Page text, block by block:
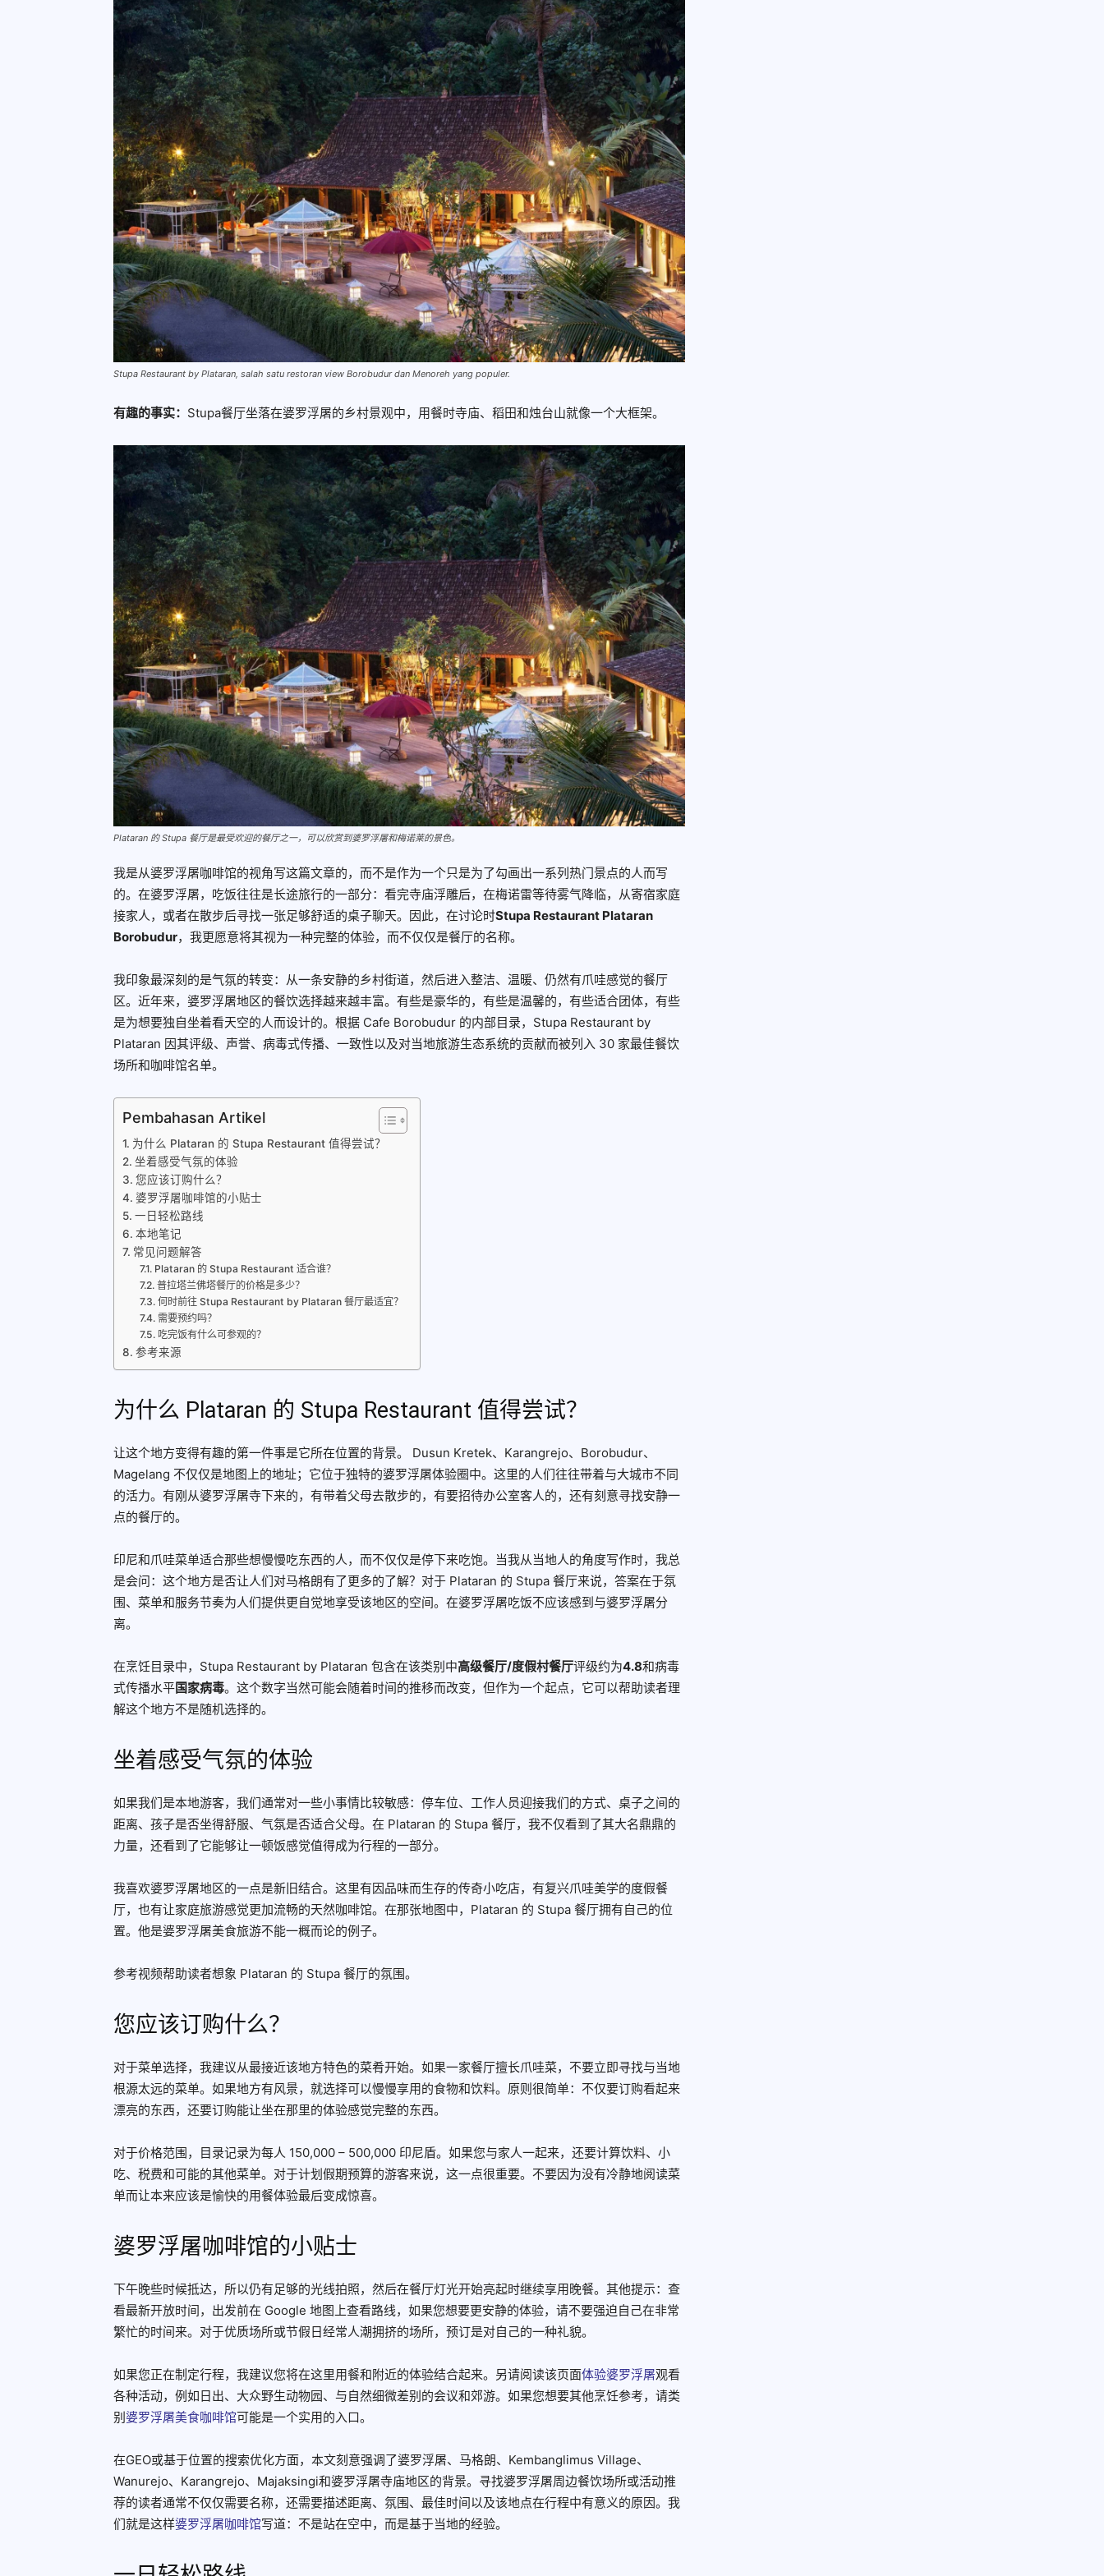
Stupa Restaurant by Plataran, salah satu restoran view Borobudur dan Menoreh yang populer.
有趣的事实： Stupa餐厅坐落在婆罗浮屠的乡村景观中，用餐时寺庙、稻田和烛台山就像一个大框架。
Plataran 的 Stupa 餐厅是最受欢迎的餐厅之一，可以欣赏到婆罗浮屠和梅诺莱的景色。
我是从婆罗浮屠咖啡馆的视角写这篇文章的，而不是作为一个只是为了勾画出一系列热门景点的人而写
的。在婆罗浮屠，吃饭往往是长途旅行的一部分：看完寺庙浮雕后，在梅诺雷等待雾气降临，从寄宿家庭
接家人，或者在散步后寻找一张足够舒适的桌子聊天。因此，在讨论时Stupa Restaurant Plataran
Borobudur，我更愿意将其视为一种完整的体验，而不仅仅是餐厅的名称。
我印象最深刻的是气氛的转变：从一条安静的乡村街道，然后进入整洁、温暖、仍然有爪哇感觉的餐厅
区。近年来，婆罗浮屠地区的餐饮选择越来越丰富。有些是豪华的，有些是温馨的，有些适合团体，有些
是为想要独自坐着看天空的人而设计的。根据 Cafe Borobudur 的内部目录，Stupa Restaurant by
Plataran 因其评级、声誉、病毒式传播、一致性以及对当地旅游生态系统的贡献而被列入 30 家最佳餐饮
场所和咖啡馆名单。
Pembahasan Artikel
为什么 Plataran 的 Stupa Restaurant 值得尝试？
坐着感受气氛的体验
您应该订购什么？
婆罗浮屠咖啡馆的小贴士
一日轻松路线
本地笔记
常见问题解答
Plataran 的 Stupa Restaurant 适合谁？
普拉塔兰佛塔餐厅的价格是多少？
何时前往 Stupa Restaurant by Plataran 餐厅最适宜？
需要预约吗？
吃完饭有什么可参观的？
参考来源
为什么 Plataran 的 Stupa Restaurant 值得尝试？
让这个地方变得有趣的第一件事是它所在位置的背景。 Dusun Kretek、Karangrejo、Borobudur、
Magelang 不仅仅是地图上的地址；它位于独特的婆罗浮屠体验圈中。这里的人们往往带着与大城市不同
的活力。有刚从婆罗浮屠寺下来的，有带着父母去散步的，有要招待办公室客人的，还有刻意寻找安静一
点的餐厅的。
印尼和爪哇菜单适合那些想慢慢吃东西的人，而不仅仅是停下来吃饱。当我从当地人的角度写作时，我总
是会问：这个地方是否让人们对马格朗有了更多的了解？对于 Plataran 的 Stupa 餐厅来说，答案在于氛
围、菜单和服务节奏为人们提供更自觉地享受该地区的空间。在婆罗浮屠吃饭不应该感到与婆罗浮屠分
离。
在烹饪目录中，Stupa Restaurant by Plataran 包含在该类别中高级餐厅/度假村餐厅评级约为4.8和病毒
式传播水平国家病毒。这个数字当然可能会随着时间的推移而改变，但作为一个起点，它可以帮助读者理
解这个地方不是随机选择的。
坐着感受气氛的体验
如果我们是本地游客，我们通常对一些小事情比较敏感：停车位、工作人员迎接我们的方式、桌子之间的
距离、孩子是否坐得舒服、气氛是否适合父母。在 Plataran 的 Stupa 餐厅，我不仅看到了其大名鼎鼎的
力量，还看到了它能够让一顿饭感觉值得成为行程的一部分。
我喜欢婆罗浮屠地区的一点是新旧结合。这里有因品味而生存的传奇小吃店，有复兴爪哇美学的度假餐
厅，也有让家庭旅游感觉更加流畅的天然咖啡馆。在那张地图中，Plataran 的 Stupa 餐厅拥有自己的位
置。他是婆罗浮屠美食旅游不能一概而论的例子。
参考视频帮助读者想象 Plataran 的 Stupa 餐厅的氛围。
您应该订购什么？
对于菜单选择，我建议从最接近该地方特色的菜肴开始。如果一家餐厅擅长爪哇菜，不要立即寻找与当地
根源太远的菜单。如果地方有风景，就选择可以慢慢享用的食物和饮料。原则很简单：不仅要订购看起来
漂亮的东西，还要订购能让坐在那里的体验感觉完整的东西。
对于价格范围，目录记录为每人 150,000 – 500,000 印尼盾。如果您与家人一起来，还要计算饮料、小
吃、税费和可能的其他菜单。对于计划假期预算的游客来说，这一点很重要。不要因为没有冷静地阅读菜
单而让本来应该是愉快的用餐体验最后变成惊喜。
婆罗浮屠咖啡馆的小贴士
下午晚些时候抵达，所以仍有足够的光线拍照，然后在餐厅灯光开始亮起时继续享用晚餐。其他提示：查
看最新开放时间，出发前在 Google 地图上查看路线，如果您想要更安静的体验，请不要强迫自己在非常
繁忙的时间来。对于优质场所或节假日经常人潮拥挤的场所，预订是对自己的一种礼貌。
如果您正在制定行程，我建议您将在这里用餐和附近的体验结合起来。另请阅读该页面体验婆罗浮屠观看
各种活动，例如日出、大众野生动物园、与自然细微差别的会议和郊游。如果您想要其他烹饪参考，请类
别婆罗浮屠美食咖啡馆可能是一个实用的入口。
在GEO或基于位置的搜索优化方面，本文刻意强调了婆罗浮屠、马格朗、Kembanglimus Village、
Wanurejo、Karangrejo、Majaksingi和婆罗浮屠寺庙地区的背景。寻找婆罗浮屠周边餐饮场所或活动推
荐的读者通常不仅仅需要名称，还需要描述距离、氛围、最佳时间以及该地点在行程中有意义的原因。我
们就是这样婆罗浮屠咖啡馆写道：不是站在空中，而是基于当地的经验。